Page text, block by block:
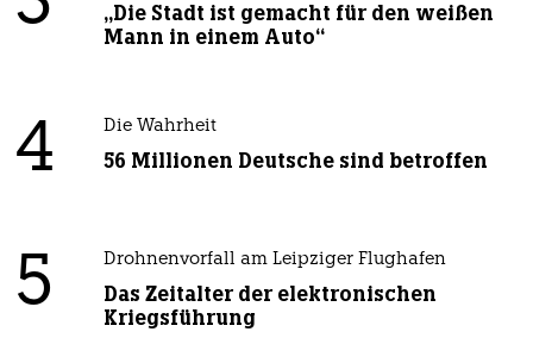
„Die Stadt ist gemacht für den weißen
Mann in einem Auto“
4 Die Wahrheit
56 Millionen Deutsche sind betroffen
5 Drohnenvorfall am Leipziger Flughafen
Das Zeitalter der elektronischen
Kriegsführung